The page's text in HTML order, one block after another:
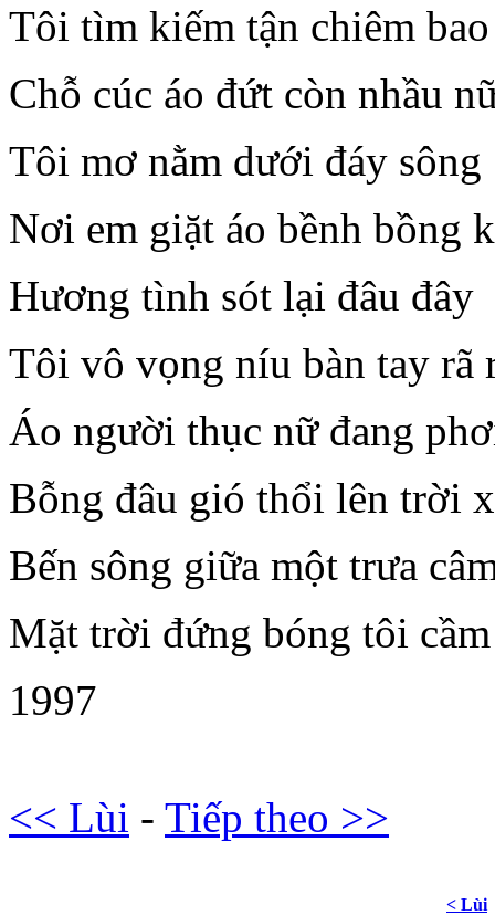
Tôi tìm kiếm tận chiêm bao
Chỗ cúc áo đứt còn nhầu
Tôi mơ nằm dưới đáy sông
Nơi em giặt áo bềnh bồng
Hương tình sót lại đâu đây
Tôi vô vọng níu bàn tay rã
Áo người thục nữ đang
Bỗng đâu gió thổi lên trời
Bến sông giữa một trưa
Mặt trời đứng bóng tôi
1997
<< Lùi - Tiếp theo >>
< Lùi